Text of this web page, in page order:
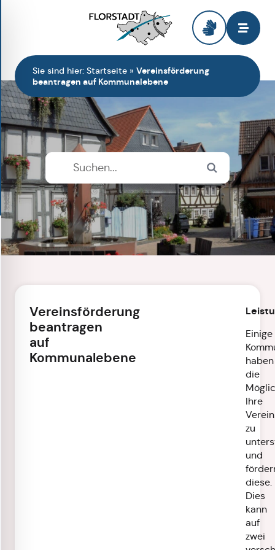
Sie sind hier: Startseite » Vereinsförderung
beantragen auf Kommunalebene
Vereinsförderung
beantragen
auf
Kommunalebene
Einige
haben
die
Ihre
zu
und
diese.
Dies
kann
auf
zwei